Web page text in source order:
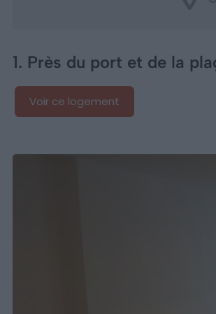
1. Près du port et de la
Voir ce logement